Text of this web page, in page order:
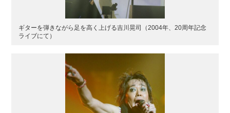
ギターを弾きながら足を高く上げる吉川晃司（2004年、20周年記念
ライブにて）